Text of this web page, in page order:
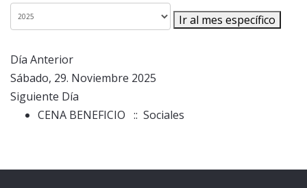
Ir al mes específico
Día Anterior
Sábado, 29. Noviembre 2025
Siguiente Día
CENA BENEFICIO :: Sociales